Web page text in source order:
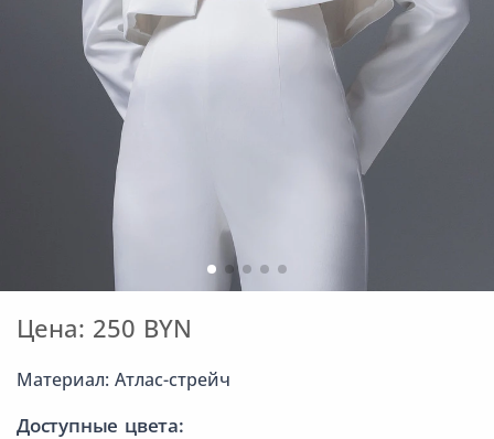
Цена: 250 BYN
Материал: Атлас-стрейч
Доступные цвета: